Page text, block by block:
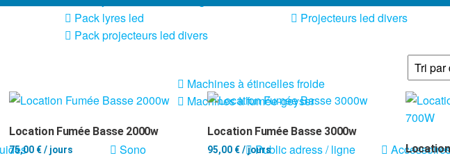
Pack lyres led
Pack projecteurs led divers
Projecteurs led divers
Machines à étincelles froide
Machines à fumée-geyser
Sono
Public adress / ligne
Location Fumée Basse 2000w
75,00 €/ jours
Location Fumée Basse 3000w
95,00 €/ jours